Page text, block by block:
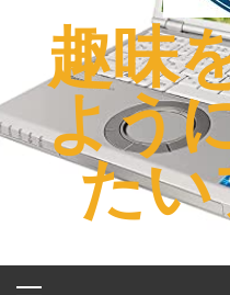
趣味
よう
た